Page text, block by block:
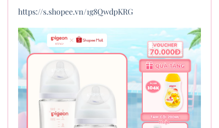
https://s.shopee.vn/1g8QwdpKRG